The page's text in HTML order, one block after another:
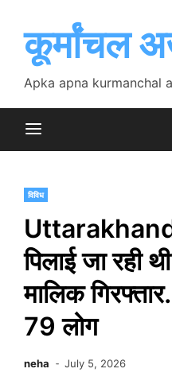
contentकूर्मांचल
Apka apna kurmanchal
विविध
पिलाई जा रही
मालिक
79 लोग
neha July 5, 2026